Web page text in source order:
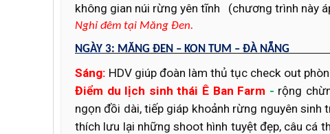
không gian núi rừng yên tĩnh
(chương trình này
Nghỉ đêm tại Măng Đen.
NGÀY 3: MĂNG ĐEN – KON TUM – ĐÀ
Sáng: HDV giúp đoàn làm thủ tục check out
Điểm du lịch sinh thái Ê Ban Farm - rộng
ngọn đồi dài, tiếp giáp khoảnh rừng nguyên sinh
thích lưu lại những shoot hình tuyệt đẹp, câu cá